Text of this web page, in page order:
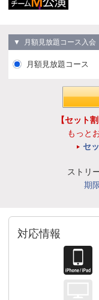
▼ 月額見放題コース入会
月額見放題コース
【セット割
もっと
セ
ストリ
期
対応情報